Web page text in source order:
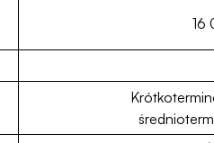
16